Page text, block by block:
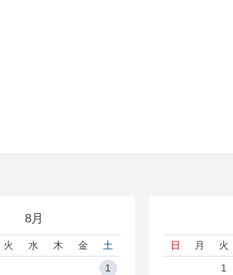
8月
火 水 木 金
土
1
日 月 火
1